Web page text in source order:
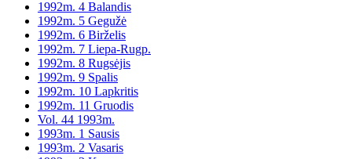
1992m. 4 Balandis
1992m. 5 Gegužė
1992m. 6 Birželis
1992m. 7 Liepa-Rugp.
1992m. 8 Rugsėjis
1992m. 9 Spalis
1992m. 10 Lapkritis
1992m. 11 Gruodis
Vol. 44 1993m.
1993m. 1 Sausis
1993m. 2 Vasaris